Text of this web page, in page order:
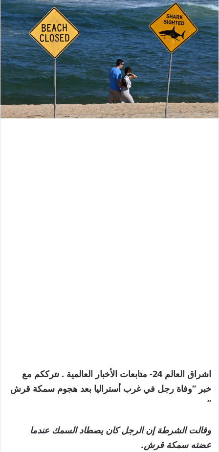
اشراق العالم 24- متابعات الأخبار العالمية . نترككم مع
خبر “وفاة رجل في غرب أستراليا بعد هجوم سمكة قرش
”
وقالت الشرطة إن الرجل كان يصطاد السمك عندما
عضته سمكة قرش.